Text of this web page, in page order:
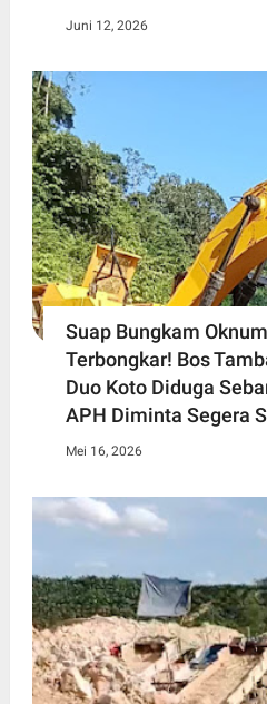
Juni 12, 2026
Suap Bungkam
Terbongkar! Bos
Duo Koto Diduga
APH Diminta Segera
Mei 16, 2026